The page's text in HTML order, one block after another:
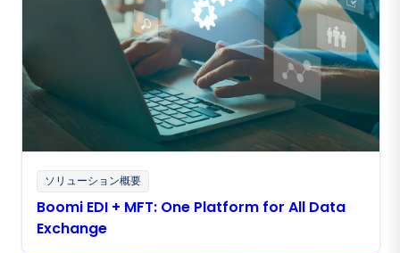
ソリューション概要
Boomi EDI + MFT: One Platform for All Data
Exchange